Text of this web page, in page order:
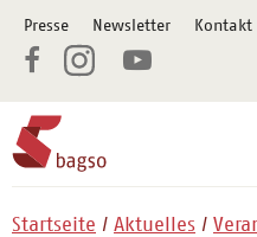
Presse Newsletter Kontakt
Startseite Aktuelles